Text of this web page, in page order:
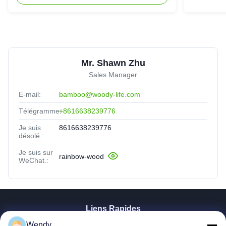
United KingdomNov 30.2025
Mr. Shawn Zhu
Sales Manager
E-mail: bamboo@woody-life.com
Télégramme:+8616638239776
Je suis
désolé.:
8616638239776
Je suis sur
WeChat.:
rainbow-wood
Liens Rapides